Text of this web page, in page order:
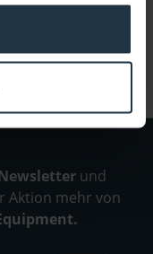
und
Aktion mehr von